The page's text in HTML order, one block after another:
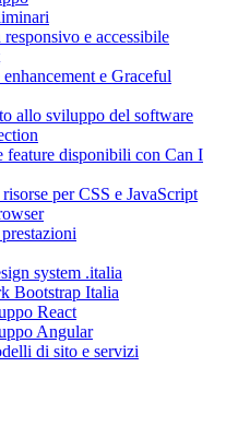
e accessibile
e Graceful
allo sviluppo del software
feature disponibili con Can I
per CSS e JavaScript
system .italia
Bootstrap Italia
React
Angular
di sito e servizi